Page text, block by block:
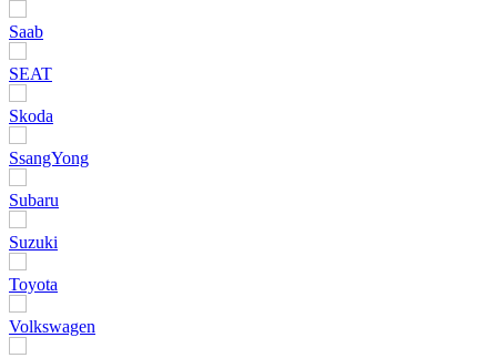
Saab
SEAT
Skoda
SsangYong
Subaru
Suzuki
Toyota
Volkswagen